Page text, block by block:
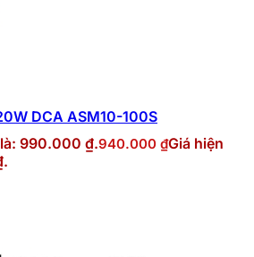
DCA ASM10-100S
990.000 ₫.940.000 ₫Giá hiện